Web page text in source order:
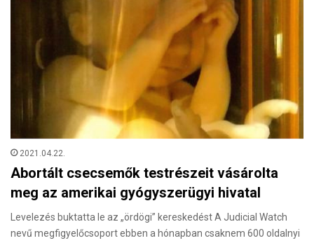
2021.04.22.
Abortált csecsemők testrészeit vásárolta
meg az amerikai gyógyszerügyi hivatal
Levelezés buktatta le az „ördögi” kereskedést A Judicial Watch
nevű megfigyelőcsoport ebben a hónapban csaknem 600 oldalnyi